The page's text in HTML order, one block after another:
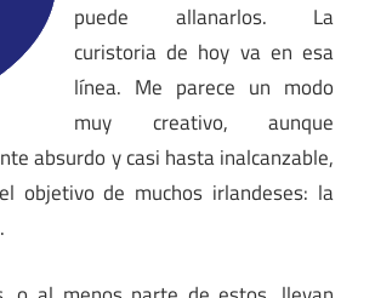
puede allanarlos. La
curistoria de hoy va en esa
línea. Me parece un modo
muy creativo, aunque
absurdo y casi hasta inalcanzable,
objetivo de muchos irlandeses: la